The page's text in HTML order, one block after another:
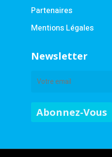
Partenaires
Mentions Légales
Newsletter